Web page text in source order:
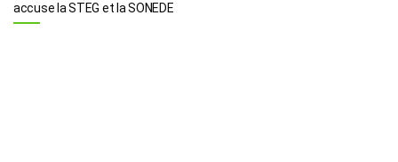
accuse la STEG et la SONEDE